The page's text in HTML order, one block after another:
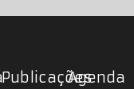
PublicaçõesAgenda